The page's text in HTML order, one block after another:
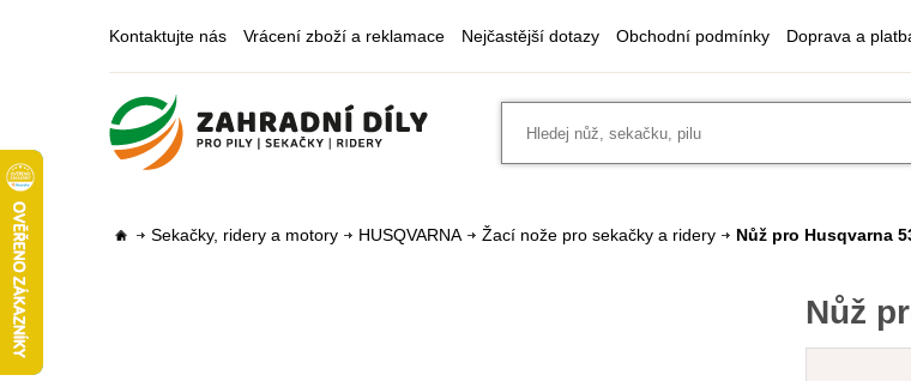
Kontaktujte nás Vrácení zboží a reklamace Nejčastější dotazy Obchodní podmínky Doprava a
Sekačky, ridery a motory HUSQVARNA Žací nože pro sekačky a ridery Nůž pro Husqvarna
Nůž